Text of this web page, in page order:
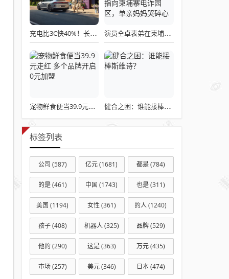
充电比3C快40%！长安A06发布，630km续航+零压座椅，全家都爱坐！ 演员仝卓表弟在柬埔寨失联，最后定位指向柬埔寨电诈园区，单亲妈妈哭碎心
宠物鲜食便当39.9元走红 多个品牌开启0元加盟 健合之困：谁能接棒斯维诗？
标签列表
公司 (587) 亿元(1681) 都是(784)
的是(461) 中国 (1743) 也是(311)
美国 (1194) 女性 (361) 的人(1240)
孩子(408) 机器人(325) 品牌(529)
他的 (290) 这是(363) 万元(435)
市场(257) 美元(346) 日本(474)